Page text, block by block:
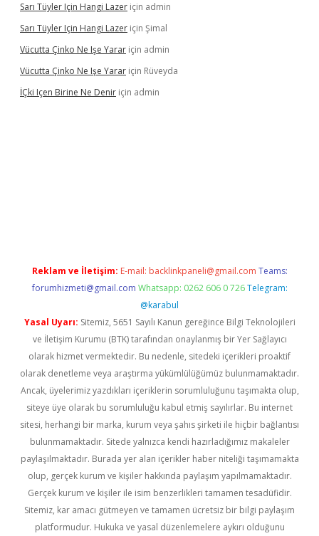
Sarı Tüyler Için Hangi Lazer için admin
Sarı Tüyler Için Hangi Lazer için Şimal
Vücutta Çinko Ne Işe Yarar için admin
Vücutta Çinko Ne Işe Yarar için Rüveyda
İÇki Içen Birine Ne Denir için admin
Reklam ve İletişim: E-mail: backlinkpaneli@gmail.com Teams:
forumhizmeti@gmail.com Whatsapp: 0262 606 0 726 Telegram:
@karabul
Yasal Uyarı: Sitemiz, 5651 Sayılı Kanun gereğince Bilgi Teknolojileri
ve İletişim Kurumu (BTK) tarafından onaylanmış bir Yer Sağlayıcı
olarak hizmet vermektedir. Bu nedenle, sitedeki içerikleri proaktif
olarak denetleme veya araştırma yükümlülüğümüz bulunmamaktadır.
Ancak, üyelerimiz yazdıkları içeriklerin sorumluluğunu taşımakta olup,
siteye üye olarak bu sorumluluğu kabul etmiş sayılırlar. Bu internet
sitesi, herhangi bir marka, kurum veya şahıs şirketi ile hiçbir bağlantısı
bulunmamaktadır. Sitede yalnızca kendi hazırladığımız makaleler
paylaşılmaktadır. Burada yer alan içerikler haber niteliği taşımamakta
olup, gerçek kurum ve kişiler hakkında paylaşım yapılmamaktadır.
Gerçek kurum ve kişiler ile isim benzerlikleri tamamen tesadüfidir.
Sitemiz, kar amacı gütmeyen ve tamamen ücretsiz bir bilgi paylaşım
platformudur. Hukuka ve yasal düzenlemelere aykırı olduğunu